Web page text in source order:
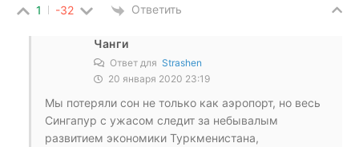
1 -32 Ответить
Чанги
Ответ для Strashen
20 января 2020 23:19
Мы потеряли сон не только как аэропорт, но весь
Сингапур с ужасом следит за небывалым
развитием экономики Туркменистана,